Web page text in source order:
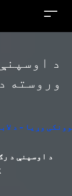
د
وروسته
وړیا - د
د اوسپنې د